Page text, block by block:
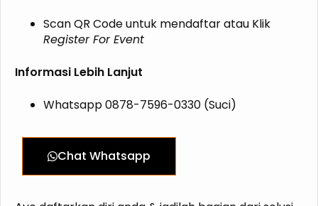
Scan QR Code untuk mendaftar atau Klik
Register For Event
Informasi Lebih Lanjut
Whatsapp 0878-7596-0330 (Suci)
Chat Whatsapp